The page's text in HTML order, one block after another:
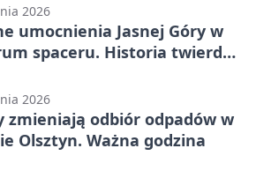
2026
umocnienia Jasnej Góry w
spaceru. Historia twierdzy
2026
zmieniają odbiór odpadów w
Olsztyn. Ważna godzina